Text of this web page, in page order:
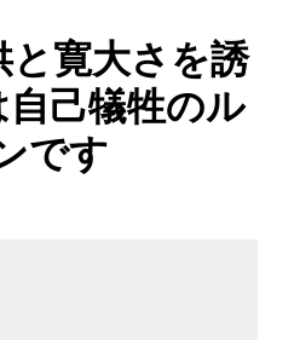
寛大さを誘
己犠牲のル
です